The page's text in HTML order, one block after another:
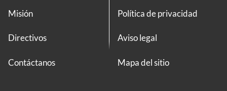
Misión
Directivos
Contáctanos
Política de privacidad
Aviso legal
Mapa del sitio